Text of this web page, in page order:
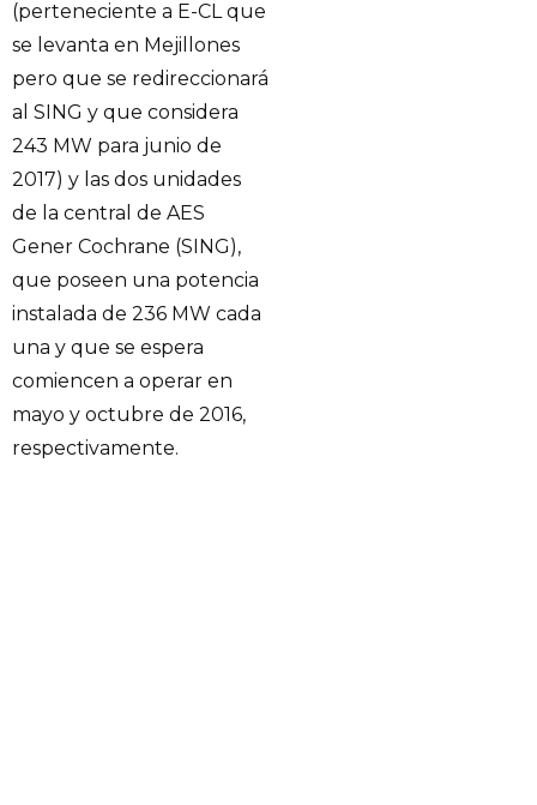
(perteneciente a E-CL que
se levanta en Mejillones
pero que se redireccionará
al SING y que considera
243 MW para junio de
2017) y las dos unidades
de la central de AES
Gener Cochrane (SING),
que poseen una potencia
instalada de 236 MW cada
una y que se espera
comiencen a operar en
mayo y octubre de 2016,
respectivamente.